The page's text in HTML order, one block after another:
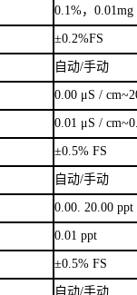
± 1 mV
0.0 ~400.0
0.1%，
± 0.2 %FS
自动 /手动
0.00μS / cm
0.01μS / cm
± 0.5% FS
自动 /手动
0.00. 20.00 ppt
0.01 ppt